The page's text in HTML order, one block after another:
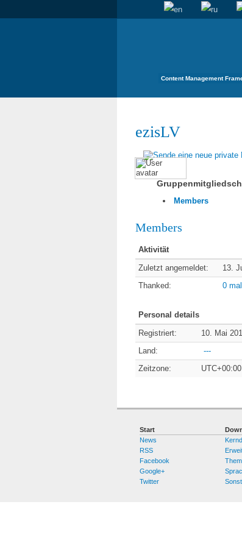
Content Management
ezisLV
Members
Members
Aktivität
Zuletzt angemeldet:
13.
Thanked:
0 mal
Personal details
Registriert:
10. Mai
Land:
---
Zeitzone:
Start
News
RSS
Facebook
Google+
Twitter